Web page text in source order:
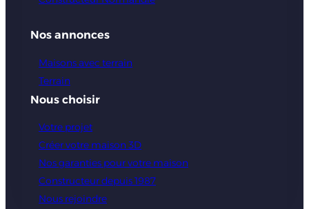
Nos annonces
Maisons avec terrain
Terrain
Nous choisir
Votre projet
Créer votre maison 3D
Nos garanties pour votre maison
Constructeur depuis 1987
Nous rejoindre